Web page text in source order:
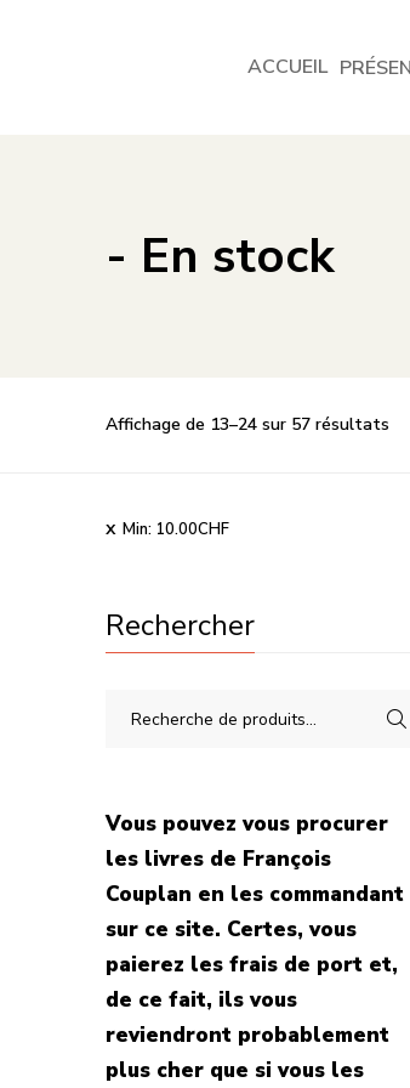
ACCUEIL
- En stock
Affichage de 13–24 sur 57 résultats
Min: 10.00CHF
Rechercher
Vous pouvez vous procurer
les livres de François
Couplan en les commandant
sur ce site. Certes, vous
paierez les frais de port et,
de ce fait, ils vous
reviendront probablement
plus cher que si vous les